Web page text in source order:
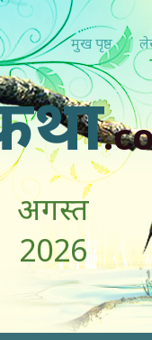
मुख पृष्ठ
अगस्त
2026